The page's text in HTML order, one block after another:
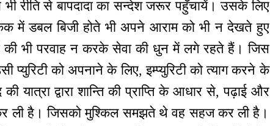
रीति से बापदादा का सन्देश जरूर पहुँचायें। उसके लिए
में डबल बिजी होते भी अपने आराम को भी न देखते हुए
भी परवाह न करके सेवा की धुन में लगे रहते हैं। जिस
को अपनाने के लिए, इम्प्युरिटी को त्याग करने के
द्वारा शान्ति की प्राप्ति के आधार से, पढ़ाई और
ली है। जिसको मुश्किल समझते थे वह सहज कर ली है।